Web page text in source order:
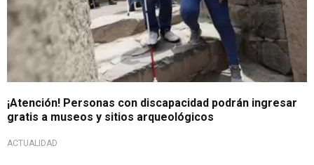
¡Atención! Personas con discapacidad podrán ingresar
gratis a museos y sitios arqueológicos
ACTUALIDAD